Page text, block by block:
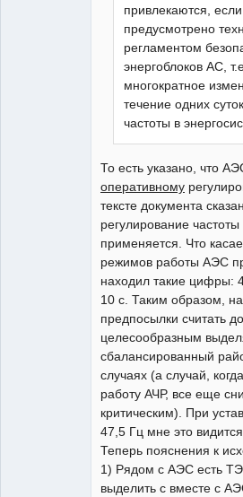
привлекаются,
предусмотрено
регламентом
энергоблоков АС,
многократное
течение одних
частоты в
То есть указано, что
оперативному
тексте документа
регулирование
применяется. Что
режимов работы АЭС
находил такие цифры:
10 с. Таким образом,
предпосылки считать
целесообразным
сбалансированный
случаях (а случай,
работу АЧР, все еще
критическим). При
47,5 Гц мне это
Теперь пояснения к
1) Рядом с АЭС есть
выделить с вместе с